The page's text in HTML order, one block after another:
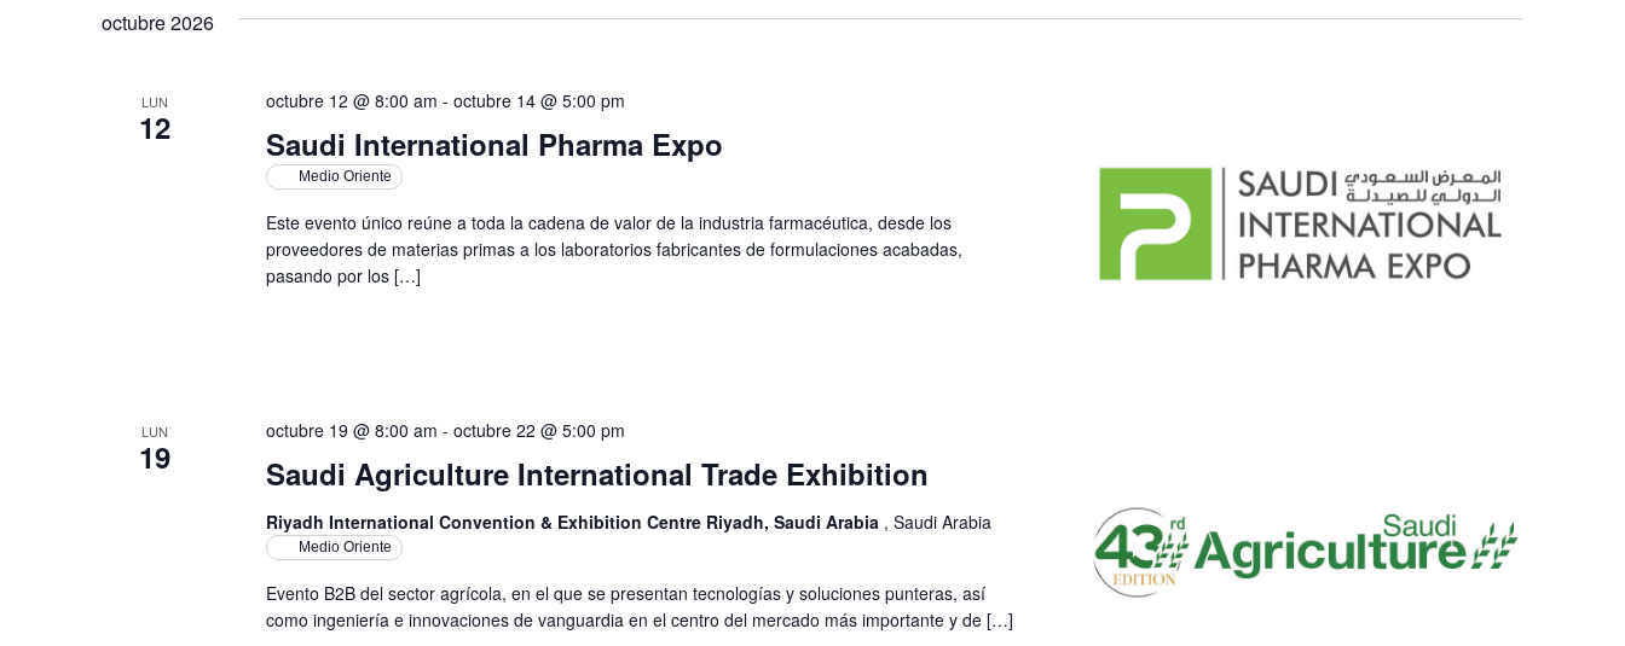
octubre 2026
LUN
12 Saudi International Pharma Expo
octubre 12 @ 8:00 am - octubre 14 @ 5:00 pm
Medio Oriente
Este evento único reúne a toda la cadena de valor de la industria farmacéutica, desde los
proveedores de materias primas a los laboratorios fabricantes de formulaciones acabadas,
pasando por los […]
LUN
19 Saudi Agriculture International Trade Exhibition
octubre 19 @ 8:00 am - octubre 22 @ 5:00 pm
Riyadh International Convention & Exhibition Centre Riyadh, Saudi Arabia , Saudi Arabia
Medio Oriente
Evento B2B del sector agrícola, en el que se presentan tecnologías y soluciones punteras, así
como ingeniería e innovaciones de vanguardia en el centro del mercado más importante y de […]